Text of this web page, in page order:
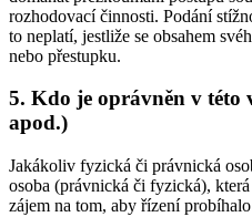
rozhodovací činnosti. Podání
to neplatí, jestliže se obsahem
nebo přestupku.
5. Kdo je oprávněn v této
apod.)
Jakákoliv fyzická či právnická
osoba (právnická či fyzická),
zájem na tom, aby řízení